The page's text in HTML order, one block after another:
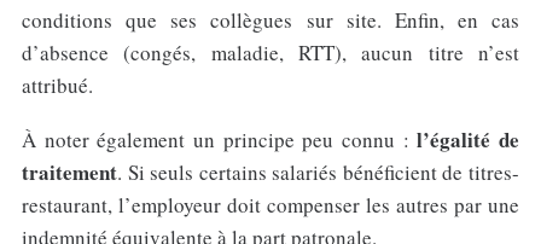
conditions que ses collègues sur site. Enfin, en cas
d’absence (congés, maladie, RTT), aucun titre n’est
attribué.
À noter également un principe peu connu :l’égalité de
traitement. Si seuls certains salariés bénéficient de titres-
restaurant, l’employeur doit compenser les autres par une
indemnité équivalente à la part patronale.